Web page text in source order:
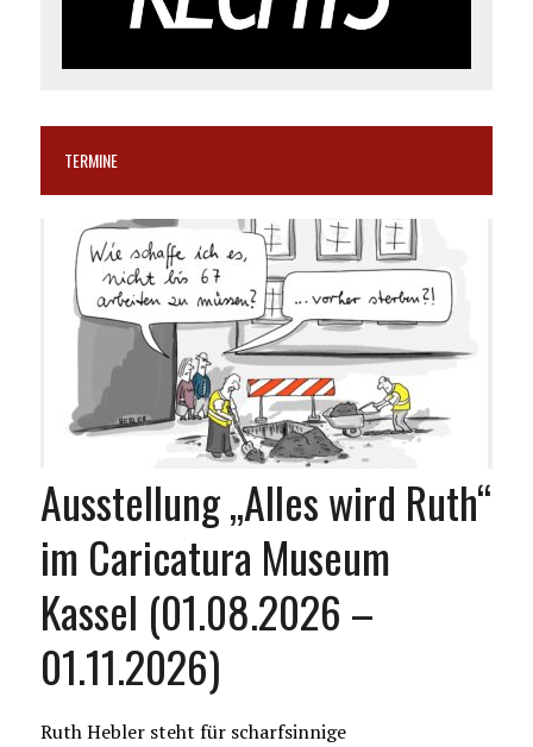
TERMINE
Ausstellung „Alles wird Ruth“
im Caricatura Museum
Kassel (01.08.2026 –
01.11.2026)
Ruth Hebler steht für scharfsinnige